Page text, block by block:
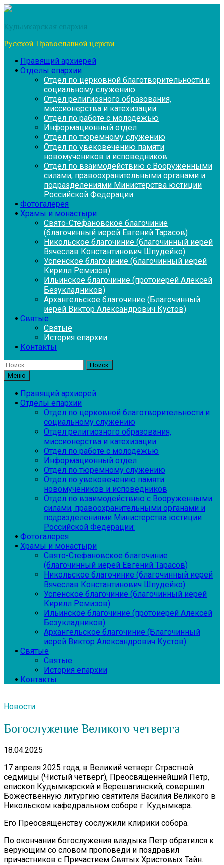
Перейти
содержимому
Кудымкарская епархия
Русской Православной церкви
Правящий архиерей
Отделы епархии
Отдел по церковной благотворительности и
социальному служению
Отдел религиозного образования,
миссионерства и катехизации:
Отдел по работе с молодежью
Информационный отдел
Отдел по тюремному служению
Отдел по увековечению памяти
новомучеников и исповедников
Отдел по взаимодействию с Вооруженными
силами, правоохранительными органами и
подразделениями Министерства юстиции
Российской Федерации:
Фотогалерея
Храмы и монастыри
Свято-Стефановское благочиние
(благочинный иерей Евгений Тарасов)
Никольское благочиние (благочинный иерей
Вячеслав Константинович Шпудейко)
Успенское благочиние (благочинный иерей
Кирилл Ремизов)
Ильинское благочиние (протоиерей Алексей
Безукладников)
Архангельское благочиние (Благочинный
иерей Виктор Александрович Кустов)
Святые
Святые
История епархии
Контакты
Найти:
Меню
Правящий архиерей
Отделы епархии
Отдел по церковной благотворительности и
социальному служению
Отдел религиозного образования,
миссионерства и катехизации:
Отдел по работе с молодежью
Информационный отдел
Отдел по тюремному служению
Отдел по увековечению памяти
новомучеников и исповедников
Отдел по взаимодействию с Вооруженными
силами, правоохранительными органами и
подразделениями Министерства юстиции
Российской Федерации:
Фотогалерея
Храмы и монастыри
Свято-Стефановское благочиние
(благочинный иерей Евгений Тарасов)
Никольское благочиние (благочинный иерей
Вячеслав Константинович Шпудейко)
Успенское благочиние (благочинный иерей
Кирилл Ремизов)
Ильинское благочиние (протоиерей Алексей
Безукладников)
Архангельское благочиние (Благочинный
иерей Виктор Александрович Кустов)
Святые
Святые
История епархии
Контакты
Новости
Богослужение Великого четверга
18.04.2025
17 апреля 2025 года, в Великий четверг Страстной
седмицы (Чистый четверг), Преосвященнейший Петр,
епископ Кудымкарский и Верешагинский, совершил
Божественную литургию святителя Василия Великого в
Никольском кафедральном соборе г. Кудымкара.
Его Преосвященству сослужили клирики собора.
По окончании богослужения владыка Петр обратился к
верующим со словом проповеди и поздравил
причастников с Причастием Святых Христовых Тайн.